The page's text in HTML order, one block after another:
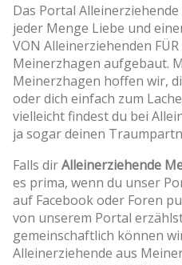
Das Portal
jeder Menge Liebe und
VON Alleinerziehenden
Meinerzhagen aufgebaut.
Meinerzhagen hoffen wir,
oder dich einfach zum
vielleicht findest du bei
ja sogar deinen
Falls dirAlleinerziehende
es prima, wenn du unser
auf Facebook oder Foren
von unserem Portal
gemeinschaftlich können
Alleinerziehende aus